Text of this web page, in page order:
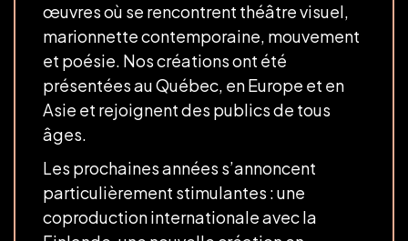
œuvres où se rencontrent théâtre visuel,
marionnette contemporaine, mouvement
et poésie. Nos créations ont été
présentées au Québec, en Europe et en
Asie et rejoignent des publics de tous
âges.
Les prochaines années s’annoncent
particulièrement stimulantes : une
coproduction internationale avec la